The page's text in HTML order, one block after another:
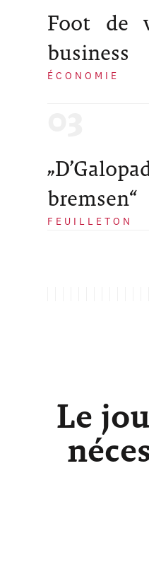
Foot de
business
ÉCONOMIE
bremsen“
FEUILLETON
Le